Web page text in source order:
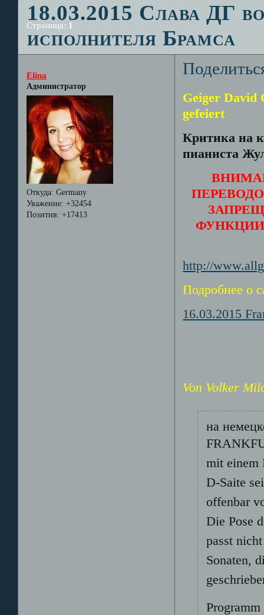
18.03.2015 Слава ДГ
исполнителя Брамса
Страница: 1
Elina
Администратор
Откуда: Germany
Уважение: +32454
Позитив: +17413
Geiger
gefeiert
Критика на
пианиста
http://
Подробнее о
16.03.2015
Von Volker
на
mit einem
D-Saite
offenbar
Die Pose
passt
Sonaten,